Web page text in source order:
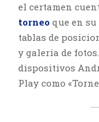
el certamen
torneo que en
tablas de
y galería de
dispositivos
Play como